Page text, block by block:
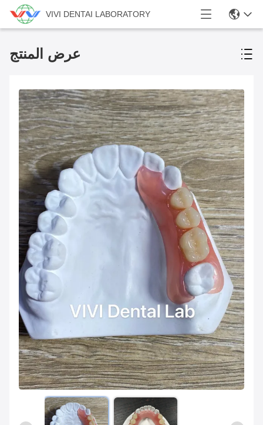
VIVI DENTAI LABORATORY
عرض المنتج